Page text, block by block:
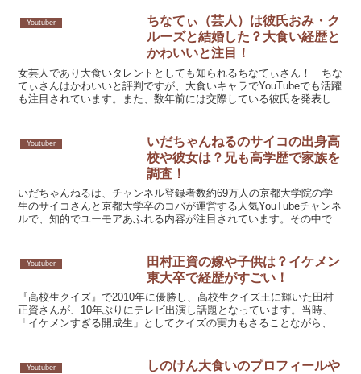
Youtuber
ちなてぃ（芸人）は彼氏おみ・ク
ルーズと結婚した？大食い経歴と
かわいいと注目！
女芸人であり大食いタレントとしても知られるちなてぃさん！ ちな
てぃさんはかわいいと評判ですが、大食いキャラでYouTubeでも活躍
も注目されています。また、数年前には交際している彼氏を発表して
Youtuber
いだちゃんねるのサイコの出身高
校や彼女は？兄も高学歴で家族を
調査！
いだちゃんねるは、チャンネル登録者数約69万人の京都大学院の学
生のサイコさんと京都大学卒のコバが運営する人気YouTubeチャンネ
ルで、知的でユーモアあふれる内容が注目されています。その中で
Youtuber
田村正資の嫁や子供は？イケメン
東大卒で経歴がすごい！
『高校生クイズ』で2010年に優勝し、高校生クイズ王に輝いた田村
正資さんが、10年ぶりにテレビ出演し話題となっています。当時、
「イケメンすぎる開成生」としてクイズの実力もさることながら、イ
Youtuber
しのけん大食いのプロフィールや